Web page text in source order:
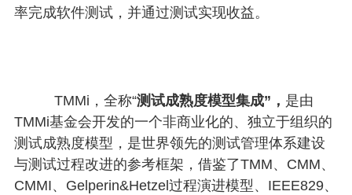
率完成软件测试，并通过测试实现收益。
TMMi，全称“测试成熟度模型集成”， 是由
TMMi基金会开发的一个非商业化的、独立于组织的
测试成熟度模型， 是世界领先的测试管理体系建设
与测试过程改进的参考框架，借鉴了TMM、CMM、
CMMI、Gelperin&Hetzel过程演进模型、IEEE829、